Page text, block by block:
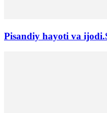
Pisandiy hayoti va